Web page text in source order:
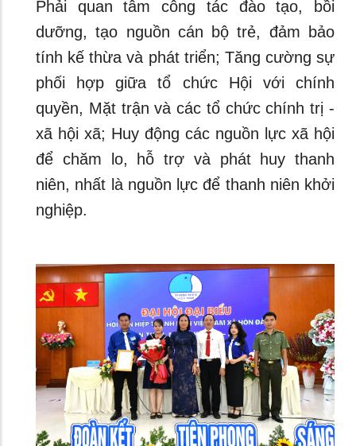
Phải quan tâm công tác đào tạo, bồi
dưỡng, tạo nguồn cán bộ trẻ, đảm bảo
tính kế thừa và phát triển; Tăng cường sự
phối hợp giữa tổ chức Hội với chính
quyền, Mặt trận và các tổ chức chính trị -
xã hội xã; Huy động các nguồn lực xã hội
để chăm lo, hỗ trợ và phát huy thanh
niên, nhất là nguồn lực để thanh niên khởi
nghiệp.